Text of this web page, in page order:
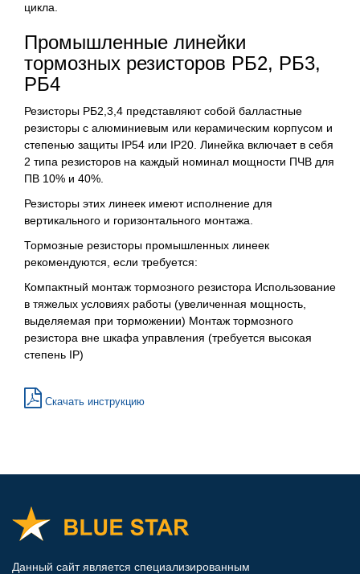
цикла.
Промышленные линейки
тормозных резисторов РБ2, РБ3,
РБ4
Резисторы РБ2,3,4 представляют собой балластные
резисторы с алюминиевым или керамическим корпусом и
степенью защиты IP54 или IP20. Линейка включает в себя
2 типа резисторов на каждый номинал мощности ПЧВ для
ПВ 10% и 40%.
Резисторы этих линеек имеют исполнение для
вертикального и горизонтального монтажа.
Тормозные резисторы промышленных линеек
рекомендуются, если требуется:
Компактный монтаж тормозного резистора Использование
в тяжелых условиях работы (увеличенная мощность,
выделяемая при торможении) Монтаж тормозного
резистора вне шкафа управления (требуется высокая
степень IP)
Скачать инструкцию
Данный сайт является специализированным